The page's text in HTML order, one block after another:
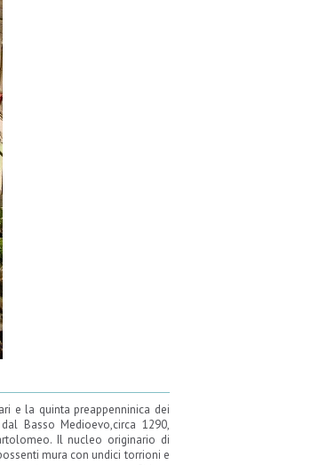
e la quinta preappenninica dei
Basso Medioevo,circa 1290,
Il nucleo originario di
mura con undici torrioni e